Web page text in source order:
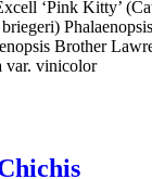
‘Pink Kitty’
Brother
var. vinicolor